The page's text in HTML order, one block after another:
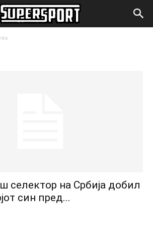
селектор на Србија добил
син пред...